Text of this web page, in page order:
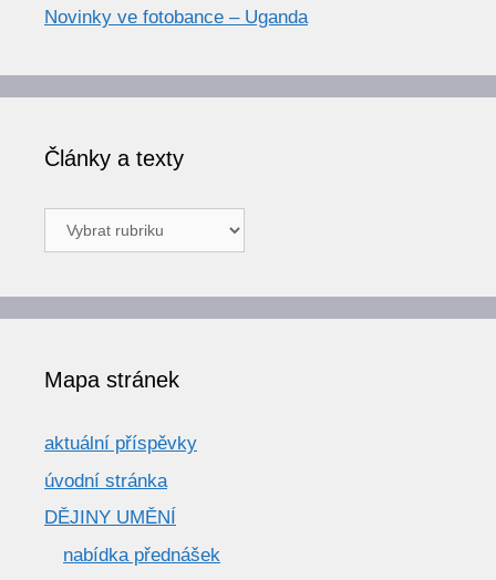
Novinky ve fotobance – Uganda
Články a texty
Články
a
Mapa stránek
aktuální příspěvky
úvodní stránka
DĚJINY UMĚNÍ
nabídka přednášek